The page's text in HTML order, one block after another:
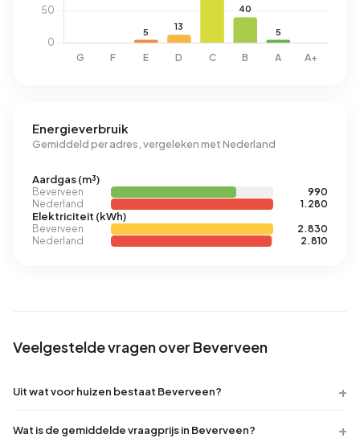
Energieverbruik
Gemiddeld per adres, vergeleken met Nederland
Aardgas (m³)
Beverveen
990
Nederland
1.280
Elektriciteit (kWh)
Beverveen
2.830
Nederland
2.810
Veelgestelde vragen over Beverveen
Uit wat voor huizen bestaat Beverveen?
Wat is de gemiddelde vraagprijs in Beverveen?